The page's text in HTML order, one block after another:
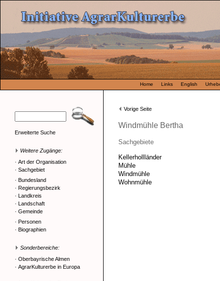
Home Links English
Erweiterte Suche
Weitere Zugänge:
· Art der Organisation
· Sachgebiet
· Bundesland
· Regierungsbezirk
· Landkreis
· Landschaft
· Gemeinde
· Personen
· Biographien
Sonderbereiche:
· Oberbayrische Almen
· AgrarKulturerbe in Europa
Vorige Seite
Windmühle Bertha
Sachgebiete
Kellerhollländer
Mühle
Windmühle
Wohnmühle